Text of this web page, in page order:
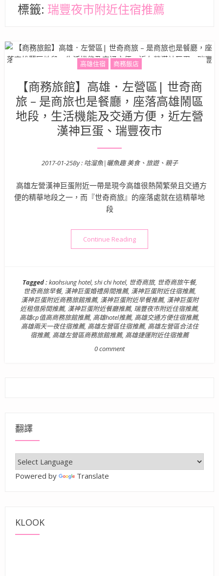
標籤: 瑞豐夜市附近住宿推薦
高雄住宿 商務飯店
【商務旅館】高雄．左營區| 世奇商
旅 – 是商旅也是餐廳，座落高雄鬧區
地段，生活機能及交通方便，近左營
漢神巨蛋、瑞豐夜市
Posted on
2017-01-25By : 咕溜魚|曬魚趣 美食、旅遊、親子
高雄左營漢神巨蛋附近一帶是現今高雄很熱鬧繁榮且交通方
便的精華地段之一，而『世奇商旅』的座落處就在這精華地
段
Continue Reading“【商務旅館】高雄．左營區
Tagged :kaohsiung hotel, shi chi hotel, 世奇商旅, 世奇商旅午餐,
世奇商旅早餐, 漢神巨蛋婚禮房間推薦, 漢神巨蛋附近住宿推薦,
漢神巨蛋附近商務旅館推薦, 漢神巨蛋附近早餐推薦, 漢神巨蛋附
近租借房間推薦, 漢神巨蛋附近餐廳推薦, 瑞豐夜市附近住宿推薦,
高雄cp值高商務旅館推薦, 高雄hotel推薦, 高雄交通方便住宿推薦,
高雄兩天一夜住宿推薦, 高雄左營區住宿推薦, 高雄左營區合法住
宿推薦, 高雄左營區商務旅館推薦, 高雄捷運附近住宿推薦
0 comment
翻譯
Powered by Translate
KLOOK